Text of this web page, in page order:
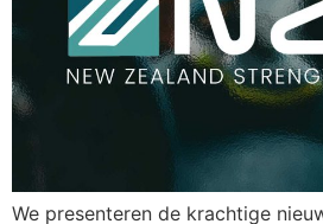
We presenteren de krachtige